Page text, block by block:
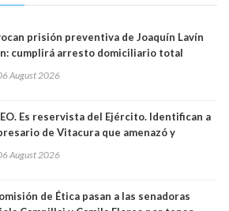
prisión preventiva de Joaquín Lavín
cumplirá arresto domiciliario total
August 2026
Es reservista del Ejército. Identifican a
de Vitacura que amenazó y
raja". Se trata de Andrés Arrieta y la
August 2026
de Ética pasan a las senadoras